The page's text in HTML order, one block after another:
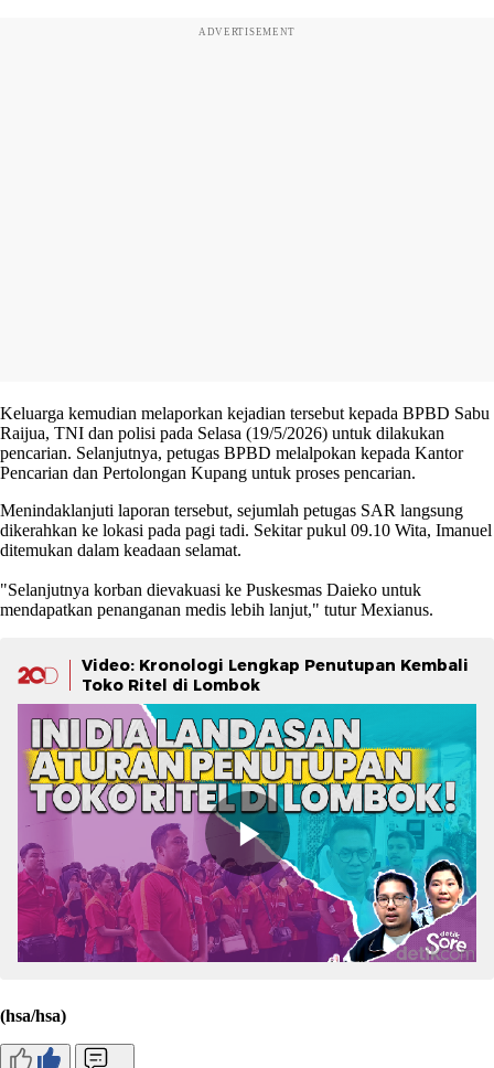
ADVERTISEMENT
Keluarga kemudian melaporkan kejadian tersebut kepada BPBD Sabu
Raijua, TNI dan polisi pada Selasa (19/5/2026) untuk dilakukan
pencarian. Selanjutnya, petugas BPBD melalpokan kepada Kantor
Pencarian dan Pertolongan Kupang untuk proses pencarian.
Menindaklanjuti laporan tersebut, sejumlah petugas SAR langsung
dikerahkan ke lokasi pada pagi tadi. Sekitar pukul 09.10 Wita, Imanuel
ditemukan dalam keadaan selamat.
"Selanjutnya korban dievakuasi ke Puskesmas Daieko untuk
mendapatkan penanganan medis lebih lanjut," tutur Mexianus.
Video: Kronologi Lengkap Penutupan Kembali
Toko Ritel di Lombok
(hsa/hsa)